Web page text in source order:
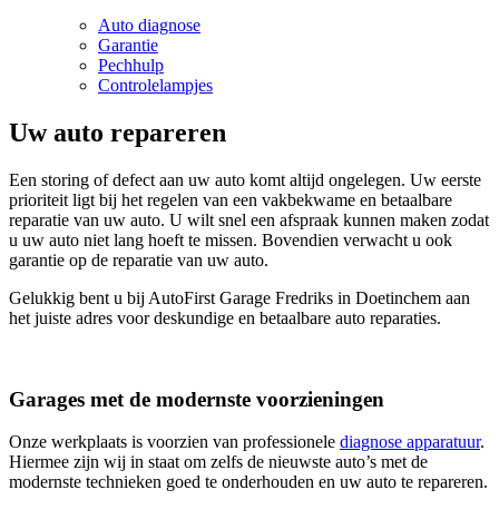
Auto diagnose
Garantie
Pechhulp
Controlelampjes
Uw auto repareren
Een storing of defect aan uw auto komt altijd ongelegen. Uw eerste
prioriteit ligt bij het regelen van een vakbekwame en betaalbare
reparatie van uw auto. U wilt snel een afspraak kunnen maken zodat
u uw auto niet lang hoeft te missen. Bovendien verwacht u ook
garantie op de reparatie van uw auto.
Gelukkig bent u bij AutoFirst Garage Fredriks in Doetinchem aan
het juiste adres voor deskundige en betaalbare auto reparaties.
Garages met de modernste voorzieningen
Onze werkplaats is voorzien van professionele diagnose apparatuur.
Hiermee zijn wij in staat om zelfs de nieuwste auto’s met de
modernste technieken goed te onderhouden en uw auto te repareren.